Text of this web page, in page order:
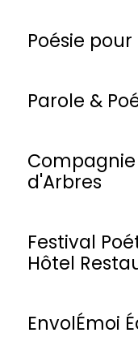
Poésie
Parole &
d'Arbres
Festival
Hôtel
EnvolÉmoi